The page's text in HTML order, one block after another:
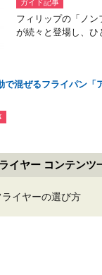
ガイド記事
フィリップの「ノン
が続々と登場し、
で混ぜるフライパン「
イヤー コンテンツ
イヤーの選び方